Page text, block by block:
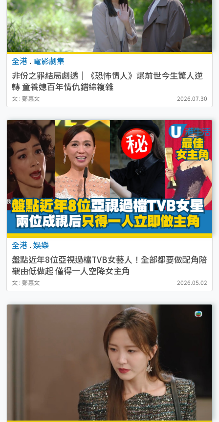
全港 . 電影劇集
非份之罪結局劇透｜《恐怖情人》爆前世今生驚人逆
轉 童養媳百年情仇錯綜複雜
文 : 鄭惠文 2026.07.30
全港 . 娛樂
盤點近年8位亞視過檔TVB女藝人！全部都要做配角陪
襯由低做起 僅得一人空降女主角
文 : 鄭惠文 2026.05.02